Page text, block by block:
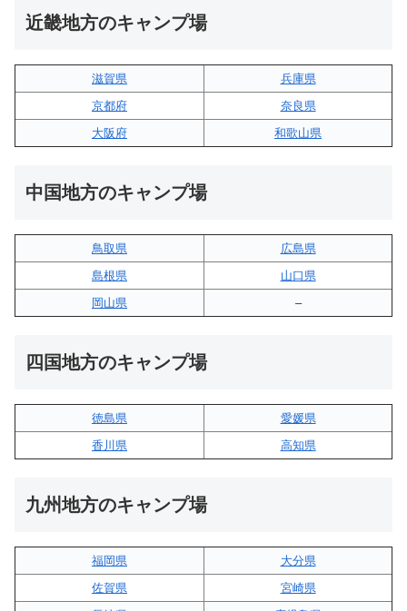
近畿地方のキャンプ場
滋賀県
兵庫県
京都府
奈良県
大阪府
和歌山県
中国地方のキャンプ場
鳥取県
広島県
島根県
山口県
岡山県
–
四国地方のキャンプ場
徳島県
愛媛県
香川県
高知県
九州地方のキャンプ場
福岡県
大分県
佐賀県
宮崎県